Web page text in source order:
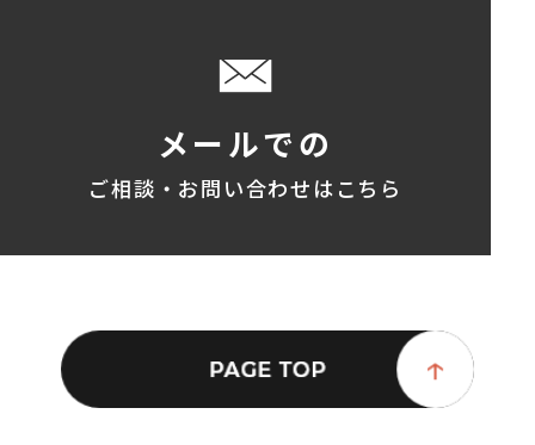
メールでの
ご相談・お問い合わせはこちら